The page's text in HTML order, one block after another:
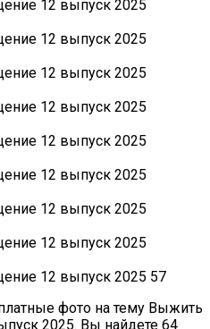
фото на тему Выжить
2025. Вы найдете 64